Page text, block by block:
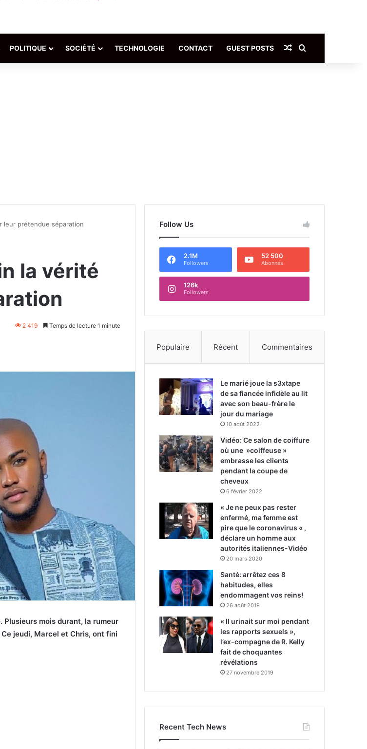
POLITIQUE SOCIÉTÉ TECHNOLOGIE CONTACT GUEST POSTS Article Aléatoire
leur prétendue séparation
la vérité
2 419 Temps de lecture 1 minute
mois durant, la rumeur
jeudi, Marcel et Chris, ont fini
Follow Us
2.1M
Followers
52 500
Abonnés
126k
Followers
Populaire Récent Commentaires
Le marié joue la s3xtape
de sa fiancée infidèle au lit
avec son beau-frère le
jour du mariage
10 août 2022
Vidéo: Ce salon de coiffure
où une »coiffeuse »
embrasse les clients
pendant la coupe de
cheveux
6 février 2022
« Je ne peux pas rester
enfermé, ma femme est
pire que le coronavirus « ,
déclare un homme aux
autorités italiennes-Vidéo
20 mars 2020
Santé: arrêtez ces 8
habitudes, elles
endommagent vos reins!
26 août 2019
« Il urinait sur moi pendant
les rapports sexuels »,
l’ex-compagne de R. Kelly
fait de choquantes
révélations
27 novembre 2019
Recent Tech News